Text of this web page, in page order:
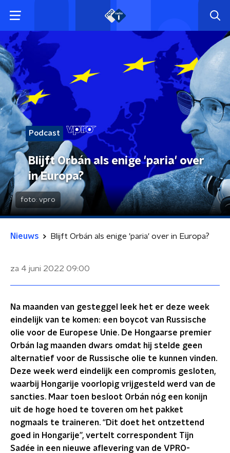
Podcast
Blijft Orbán als enige 'paria' over
in Europa?
foto: vpro
Nieuws Blijft Orbán als enige 'paria' over in Europa?
za 4 juni 2022 09:00
Na maanden van gesteggel leek het er deze week
eindelijk van te komen: een boycot van Russische
olie voor de Europese Unie. De Hongaarse premier
Orbán lag maanden dwars omdat hij stelde geen
alternatief voor de Russische olie te kunnen vinden.
Deze week werd eindelijk een compromis gesloten,
waarbij Hongarije voorlopig vrijgesteld werd van de
sancties. Maar toen besloot Orbán nóg een konijn
uit de hoge hoed te toveren om het pakket
nogmaals te traineren. “Dit doet het ontzettend
goed in Hongarije”, vertelt correspondent Tijn
Sadée in een nieuwe aflevering van de VPRO-